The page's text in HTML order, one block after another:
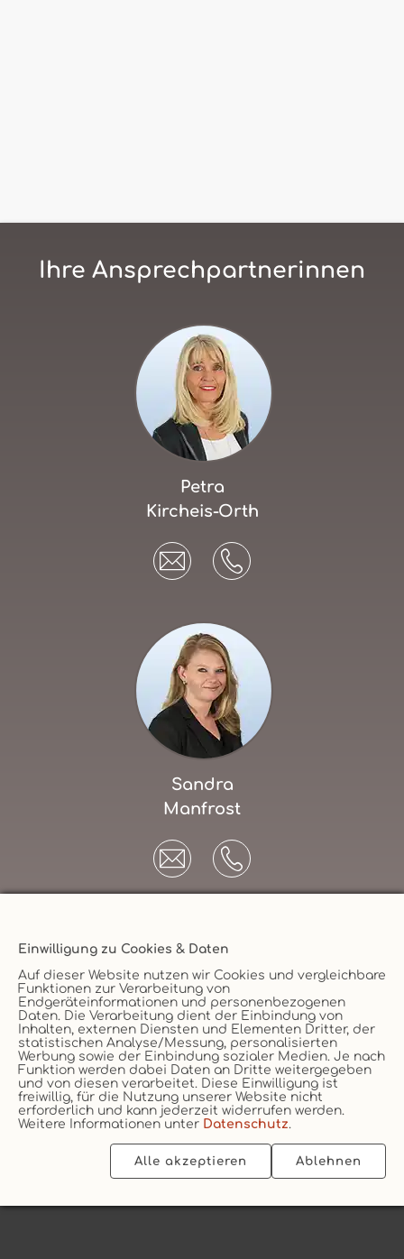
Einwilligung zu Cookies & Daten
Auf dieser Website nutzen wir Cookies und vergleichbare
Funktionen zur Verarbeitung von
Endgeräteinformationen und personenbezogenen
Daten. Die Verarbeitung dient der Einbindung von
Inhalten, externen Diensten und Elementen Dritter, der
statistischen Analyse/Messung, personalisierten
Werbung sowie der Einbindung sozialer Medien. Je nach
Funktion werden dabei Daten an Dritte weitergegeben
und von diesen verarbeitet. Diese Einwilligung ist
freiwillig, für die Nutzung unserer Website nicht
erforderlich und kann jederzeit widerrufen werden.
Weitere Informationen unter Datenschutz.
Alle akzeptieren Ablehnen
Ihre Ansprechpartnerinnen
Petra
Kircheis-Orth
Sandra
Manfrost
Versicherungsmakler
Vertrag widerruf
Unternehmen
AGB
Datenschutz
Impressum
Erstinformation
Cookie
2026 © vs vergleichen-und-sparen GmbH